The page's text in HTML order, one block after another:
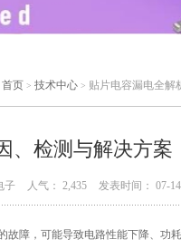
首页 > 技术中心 > 贴片电容漏电全解
检测与解决方案
子 人气： 2,435 发表时间： 07-14
故障，可能导致电路性能下降、功